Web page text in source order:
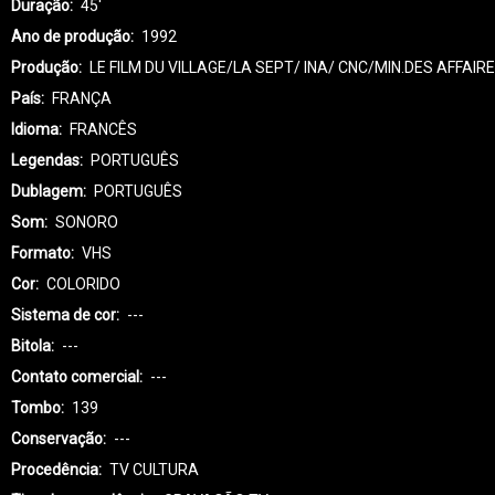
Duração
45'
Ano de produção
1992
Produção
LE FILM DU VILLAGE/LA SEPT/ INA/ CNC/MIN.DES
País
FRANÇA
Idioma
FRANCÊS
Legendas
PORTUGUÊS
Dublagem
PORTUGUÊS
Som
SONORO
Formato
VHS
Cor
COLORIDO
Sistema de cor
---
Bitola
---
Contato comercial
---
Tombo
139
Conservação
---
Procedência
TV CULTURA